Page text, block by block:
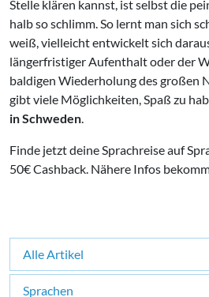
Alle Artikel
Sprachen
Stelle klären kannst, ist selbst die
halb so schlimm. So lernt man sich
weiß, vielleicht entwickelt sich
längerfristiger Aufenthalt oder der
baldigen Wiederholung des großen
gibt viele Möglichkeiten, Spaß zu
in Schweden.
Finde jetzt deine Sprachreise auf
50€ Cashback. Nähere Infos